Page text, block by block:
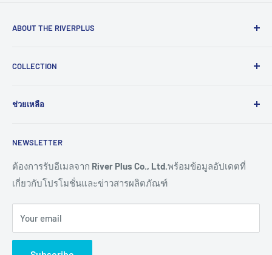
ABOUT THE RIVERPLUS
สินค้าและบริการเทคโนโลยีแบบครบวงจร จากทั่วโลกตั้งแต่ปี
และอุตสาหกรรม 4.0
COLLECTION
HMI
Connectivity
Remote I/O
Sensor
IoT Controller
Video Wall
Digital Signage
ช่วยเหลือ
ขอราคางานโครงการ
การสั่งซื้อสินค้า
การชำระเงิน
การจัดส่งสินค้า
การขอใบเสนอราคา
การรับประกันสินค้า
NEWSLETTER
ต้องการรับอีเมลจาก River Plus Co., Ltd.พร้อมข้อมูลอัปเดตที่
เกี่ยวกับโปรโมชั่นและข่าวสารผลิตภัณฑ์
Your email